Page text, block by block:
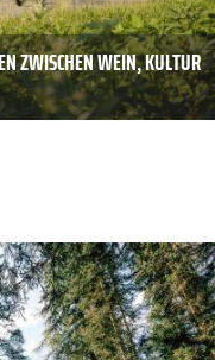
ZWISCHEN WEIN, KULTUR